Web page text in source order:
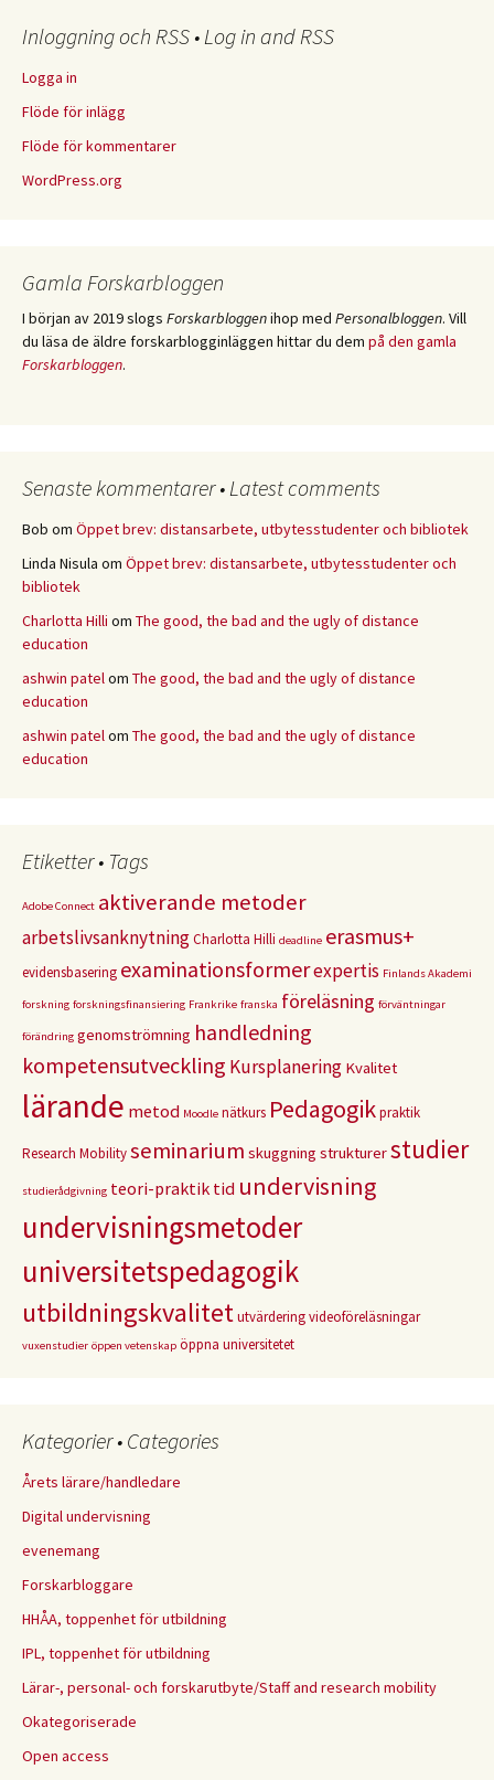
Inloggning och RSS • Log in and RSS
Logga in
Flöde för inlägg
Flöde för kommentarer
WordPress.org
Gamla Forskarbloggen
I början av 2019 slogs Forskarbloggenihop med Personalbloggen. Vill
du läsa de äldre forskarblogginläggen hittar du dem på den gamla
Forskarbloggen.
Senaste kommentarer • Latest comments
Bob om Öppet brev: distansarbete, utbytesstudenter och bibliotek
Linda Nisula om Öppet brev: distansarbete, utbytesstudenter och
bibliotek
Charlotta Hilli om The good, the bad and the ugly of distance
education
ashwin patelom The good, the bad and the ugly of distance
education
ashwin patelom The good, the bad and the ugly of distance
education
Etiketter • Tags
Adobe Connect aktiverande metoder
arbetslivsanknytningCharlotta Hilli deadline erasmus+
evidensbasering examinationsformerexpertis Finlands Akademi
forskning forskningsfinansiering Frankrike franska föreläsning förväntningar
förändring genomströmning handledning
kompetensutveckling Kursplanering Kvalitet
lärande metod Moodle nätkurs Pedagogikpraktik
Research Mobilityseminarium skuggning strukturerstudier
studierådgivning teori-praktik tid undervisning
undervisningsmetoder
universitetspedagogik
utbildningskvalitetutvärderingvideoföreläsningar
vuxenstudier öppen vetenskap öppna universitetet
Kategorier • Categories
Årets lärare/handledare
Digital undervisning
evenemang
Forskarbloggare
HHÅA, toppenhet för utbildning
IPL, toppenhet för utbildning
Lärar-, personal- och forskarutbyte/Staff and research mobility
Okategoriserade
Open access